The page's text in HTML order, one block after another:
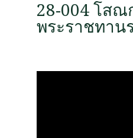
28-004 โสณ
พระราชทาน